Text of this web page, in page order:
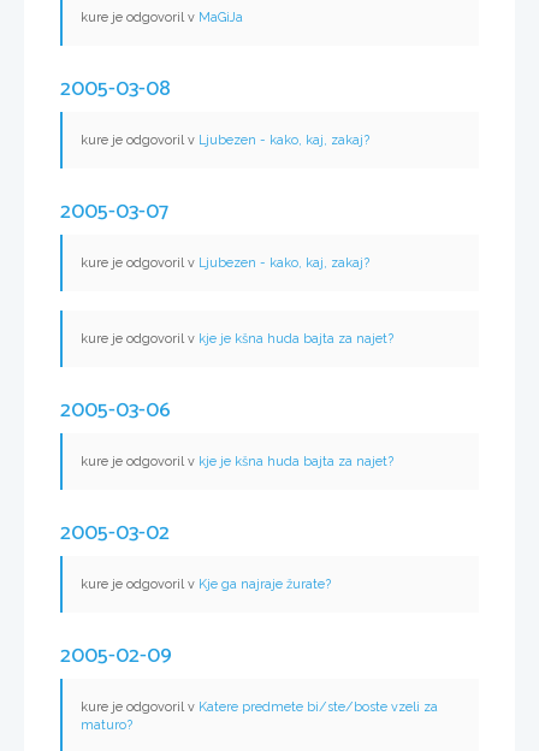
kure je odgovoril v MaGiJa
2005-03-08
kure je odgovoril v Ljubezen - kako, kaj, zakaj?
2005-03-07
kure je odgovoril v Ljubezen - kako, kaj, zakaj?
kure je odgovoril v kje je kšna huda bajta za najet?
2005-03-06
kure je odgovoril v kje je kšna huda bajta za najet?
2005-03-02
kure je odgovoril v Kje ga najraje žurate?
2005-02-09
kure je odgovoril v Katere predmete bi/ste/boste vzeli za
maturo?